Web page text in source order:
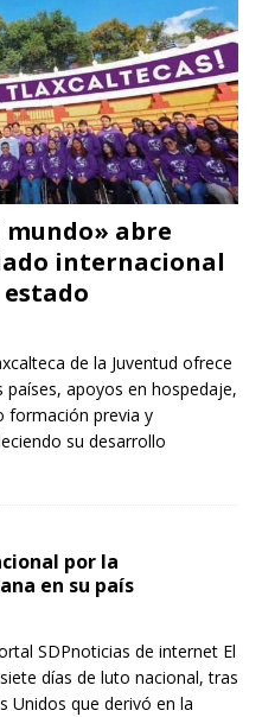
abre
internacional
de la Juventud ofrece
apoyos en hospedaje,
formación previa y
su desarrollo
por la
en su país
SDPnoticias de internet El
días de luto nacional, tras
Unidos que derivó en la